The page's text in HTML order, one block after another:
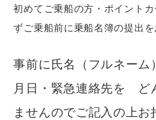
初めてご乗船の方・ポイント
ずご乗船前に乗船名簿の提出を
事前に氏名（フルネーム
月日・緊急連絡先を ど
ませんのでご記入の上お